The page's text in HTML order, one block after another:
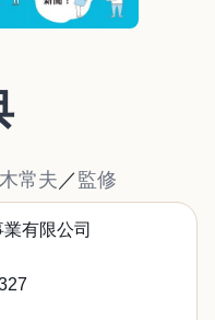
常夫 ／ 監修
有限公司